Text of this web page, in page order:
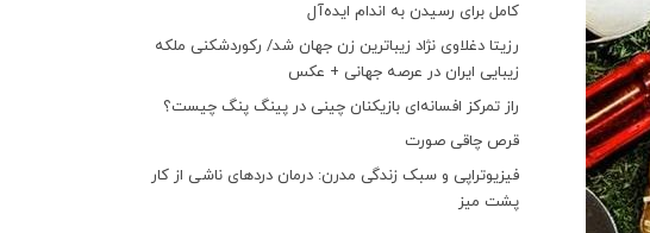
کامل برای رسیدن به اندام ایده‌آل
رزیتا دغلاوی نژاد زیباترین زن جهان شد/ رکوردشکنی ملکه
زیبایی ایران در عرصه جهانی + عکس
راز تمرکز افسانه‌ای بازیکنان چینی در پینگ پنگ چیست؟
قرص چاقی صورت
فیزیوتراپی و سبک زندگی مدرن: درمان دردهای ناشی از کار
پشت میز